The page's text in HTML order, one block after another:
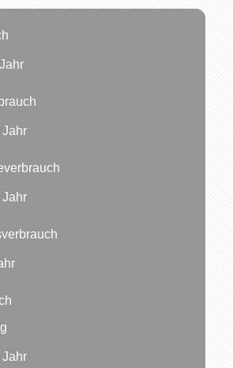
Jahr
Jahr
Jahr